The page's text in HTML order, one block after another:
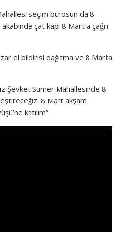
seçim bürosun da 8
akabinde çat kapı 8 Mart a çağrı
el bildirisi dağıtma ve 8 Marta
Şevket Sümer Mahallesinde 8
8 Mart akşam
katılım”